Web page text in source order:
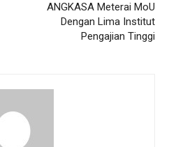
ANGKASA Meterai MoU
Dengan Lima Institut
Pengajian Tinggi